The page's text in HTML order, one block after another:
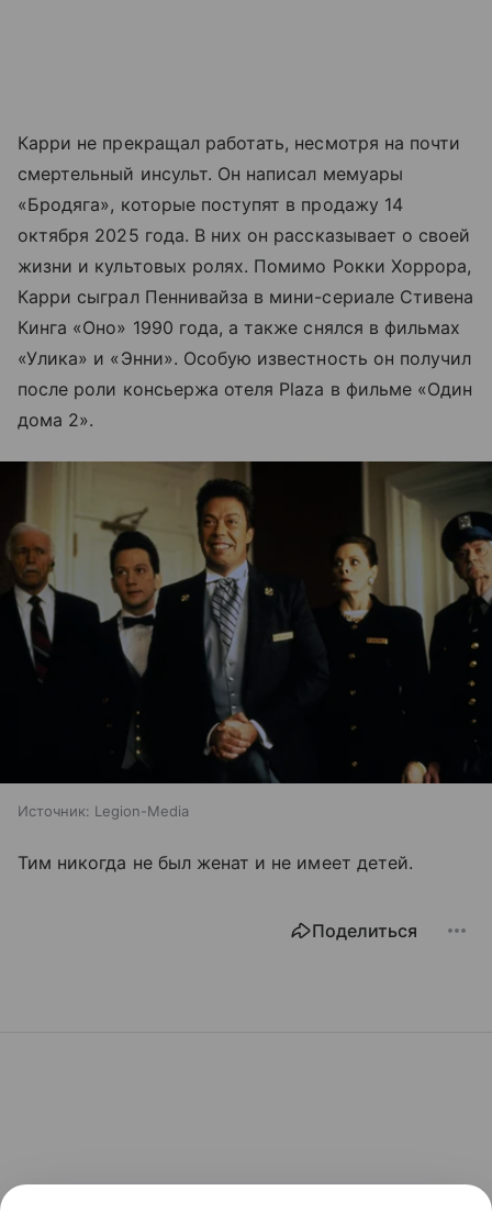
Карри не прекращал работать, несмотря на почти
смертельный инсульт. Он написал мемуары
«Бродяга», которые поступят в продажу 14
октября 2025 года. В них он рассказывает о своей
жизни и культовых ролях. Помимо Рокки Хоррора,
Карри сыграл Пеннивайза в мини-сериале Стивена
Кинга «Оно» 1990 года, а также снялся в фильмах
«Улика» и «Энни». Особую известность он получил
после роли консьержа отеля Plaza в фильме «Один
дома 2».
Источник: Legion-Media
Тим никогда не был женат и не имеет детей.
Поделиться